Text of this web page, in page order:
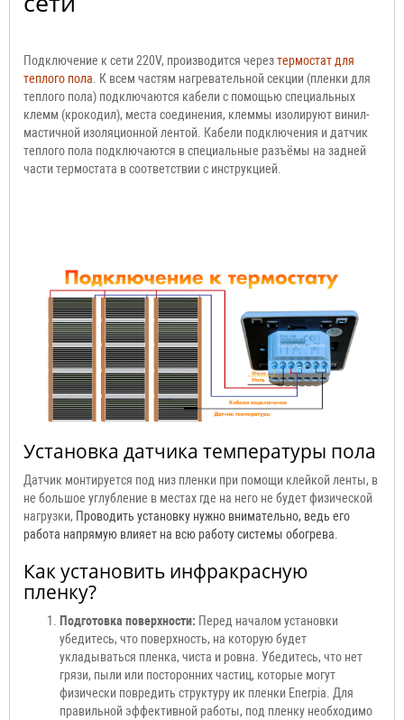
Подключение к сети 220V, производится черезтермостат для
теплого пола . К всем частям нагревательной секции (пленки для
теплого пола) подключаются кабели с помощью специальных
клемм (крокодил), места соединения, клеммы изолируют винил-
мастичной изоляционной лентой. Кабели подключения и датчик
теплого пола подключаются в специальные разъёмы на задней
части термостата в соответствии с инструкцией.
Установка датчика температуры пола
Датчик монтируется под низ пленки при помощи клейкой ленты, в
не большое углубление в местах где на него не будет физической
нагрузки, Проводить установку нужно внимательно, ведь его
работа напрямую влияет на всю работу системы обогрева.
Как установить инфракрасную
пленку?
Подготовка поверхности: Перед началом установки
убедитесь, что поверхность, на которую будет
укладываться пленка, чиста и ровна. Убедитесь, что нет
грязи, пыли или посторонних частиц, которые могут
физически повредить структуру ик пленки Enerpia. Для
правильной эффективной работы, под пленку необходимо